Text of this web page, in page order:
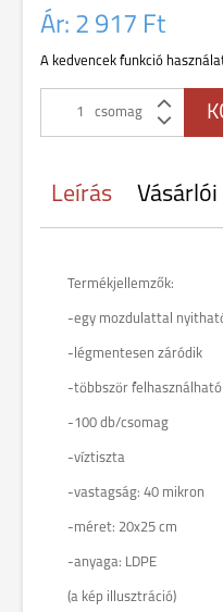
Ár: 2 917 Ft
A kedvencek funkció
csomag
Leírás
Termékjellemzők:
-egy mozdulattal
-légmentesen záródik
-többször felhasználható
-100 db/csomag
-víztiszta
-vastagság: 40 mikron
-méret: 20x25 cm
-anyaga: LDPE
(a kép illusztráció)